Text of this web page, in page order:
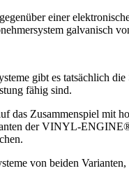
einer
galvanisch
gibt es tatsächlich
fähig sind.
das Zusammenspiel mit
der VINYL-
von beiden